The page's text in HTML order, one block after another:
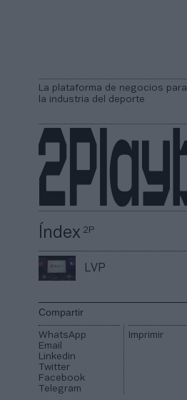
La plataforma de negocios para
la industria del deporte
Índex2P
LVP
Compartir
WhatsApp
Email
Linkedin
Twitter
Facebook
Telegram
Imprimir